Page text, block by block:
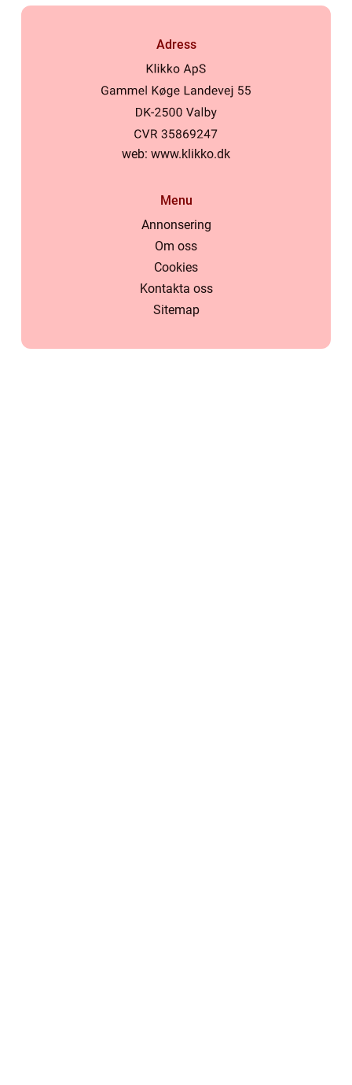
Adress
web: www.klikko.dk
Menu
Annonsering
Om oss
Cookies
Kontakta oss
Sitemap